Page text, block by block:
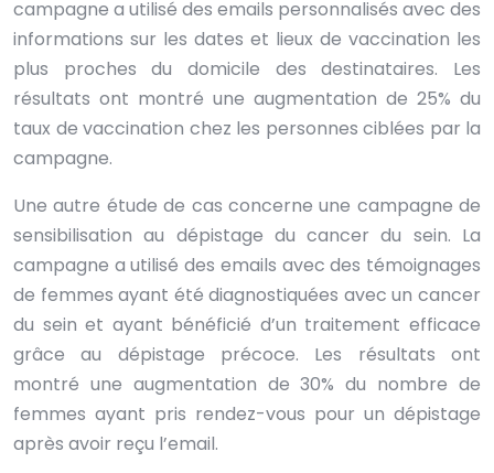
campagne a utilisé des emails personnalisés avec des
informations sur les dates et lieux de vaccination les
plus proches du domicile des destinataires. Les
résultats ont montré une augmentation de 25% du
taux de vaccination chez les personnes ciblées par la
campagne.
Une autre étude de cas concerne une campagne de
sensibilisation au dépistage du cancer du sein. La
campagne a utilisé des emails avec des témoignages
de femmes ayant été diagnostiquées avec un cancer
du sein et ayant bénéficié d’un traitement efficace
grâce au dépistage précoce. Les résultats ont
montré une augmentation de 30% du nombre de
femmes ayant pris rendez-vous pour un dépistage
après avoir reçu l’email.